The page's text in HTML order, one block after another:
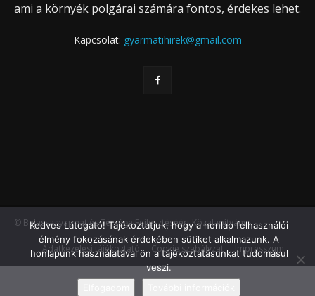
ami a környék polgárai számára fontos, érdekes lehet.
Kapcsolat: gyarmatihirek@gmail.com
© Balassagyarmat és Térsége Fejlesztéséért Közalapítvány
Adatkezelési tájékoztató Cookie szabályzat Impresszum
Kedves Látogató! Tájékoztatjuk, hogy a honlap felhasználói
élmény fokozásának érdekében sütiket alkalmazunk. A
honlapunk használatával ön a tájékoztatásunkat tudomásul
veszi.